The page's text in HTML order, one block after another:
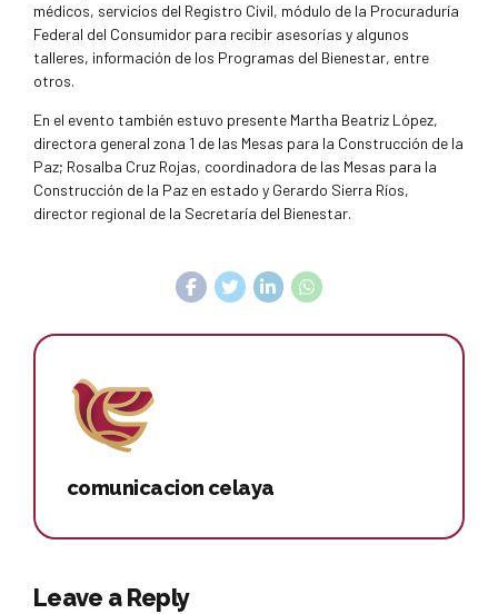
médicos, servicios del Registro Civil, módulo de la Procuraduría
Federal del Consumidor para recibir asesorías y algunos
talleres, información de los Programas del Bienestar, entre
otros.
En el evento también estuvo presente Martha Beatriz López,
directora general zona 1 de las Mesas para la Construcción de la
Paz; Rosalba Cruz Rojas, coordinadora de las Mesas para la
Construcción de la Paz en estado y Gerardo Sierra Ríos,
director regional de la Secretaría del Bienestar.
comunicacion celaya
Leave a Reply